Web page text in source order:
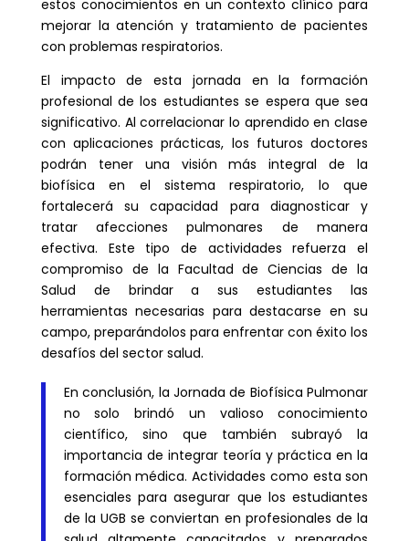
estos conocimientos en un contexto clínico para
mejorar la atención y tratamiento de pacientes
con problemas respiratorios.
El impacto de esta jornada en la formación
profesional de los estudiantes se espera que sea
significativo. Al correlacionar lo aprendido en clase
con aplicaciones prácticas, los futuros doctores
podrán tener una visión más integral de la
biofísica en el sistema respiratorio, lo que
fortalecerá su capacidad para diagnosticar y
tratar afecciones pulmonares de manera
efectiva. Este tipo de actividades refuerza el
compromiso de la Facultad de Ciencias de la
Salud de brindar a sus estudiantes las
herramientas necesarias para destacarse en su
campo, preparándolos para enfrentar con éxito los
desafíos del sector salud.
En conclusión, la Jornada de Biofísica Pulmonar
no solo brindó un valioso conocimiento
científico, sino que también subrayó la
importancia de integrar teoría y práctica en la
formación médica. Actividades como esta son
esenciales para asegurar que los estudiantes
de la UGB se conviertan en profesionales de la